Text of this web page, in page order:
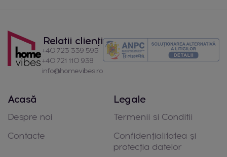
Relatii clienți
+40 723 339 595
+40 721 110 938
info@homevibes.ro
Acasă
Despre noi
Contacte
Legale
Termenii si Conditii
Confidențialitatea și
protecția datelor